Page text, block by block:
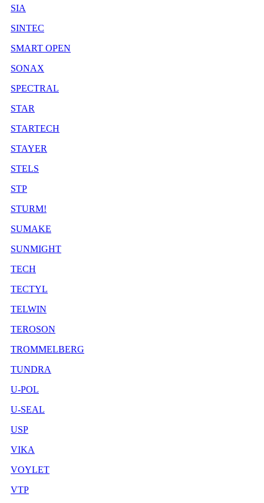
SIA
SINTEC
SMART OPEN
SONAX
SPECTRAL
STAR
STARTECH
STAYER
STELS
STP
STURM!
SUMAKE
SUNMIGHT
TECH
TECTYL
TELWIN
TEROSON
TROMMELBERG
TUNDRA
U-POL
U-SEAL
USP
VIKA
VOYLET
VTP